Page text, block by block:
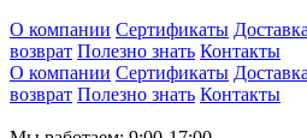
О компании Сертификаты
возврат Полезно знать Контакты
О компании Сертификаты
возврат Полезно знать Контакты